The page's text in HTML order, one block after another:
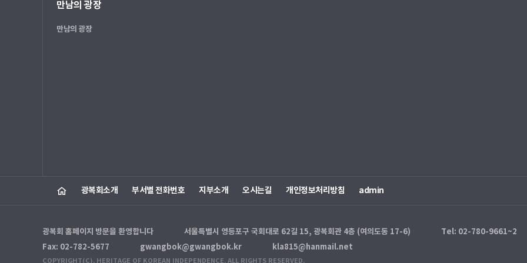
만남의 광장
만남의 광장
광복회소개 부서별 전화번호 지부소개 오시는길 개인정보처리방침 admin
광복회 홈페이지 방문을 환영합니다 서울특별시 영등포구 국회대로 62길 15, 광복회관 4층 (여의도동 17-6)
Tel: 02-780-9661~2
Fax: 02-782-5677
gwangbok@gwangbok.kr kla815@hanmail.net
COPYRIGHT(C). HERITAGE OF KOREAN INDEPENDENCE. ALL RIGHTS RESERVED.